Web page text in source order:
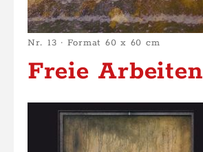
Nr. 13 · Format 60 x 60 cm
Freie Arbeiten